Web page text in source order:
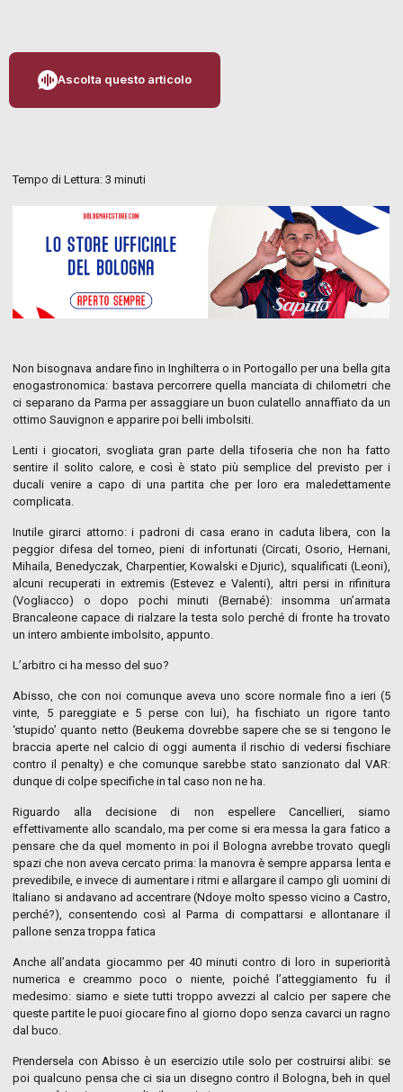
Ascolta questo articolo
Tempo di Lettura:3 minuti
Non bisognava andare fino in Inghilterra o in Portogallo per una bella gita
enogastronomica: bastava percorrere quella manciata di chilometri che
ci separano da Parma per assaggiare un buon culatello annaffiato da un
ottimo Sauvignon e apparire poi belli imbolsiti.
Lenti i giocatori, svogliata gran parte della tifoseria che non ha fatto
sentire il solito calore, e così è stato più semplice del previsto per i
ducali venire a capo di una partita che per loro era maledettamente
complicata.
Inutile girarci attorno: i padroni di casa erano in caduta libera, con la
peggior difesa del torneo, pieni di infortunati (Circati, Osorio, Hernani,
Mihaila, Benedyczak, Charpentier, Kowalski e Djuric), squalificati (Leoni),
alcuni recuperati in extremis (Estevez e Valenti), altri persi in rifinitura
(Vogliacco) o dopo pochi minuti (Bernabé): insomma un’armata
Brancaleone capace di rialzare la testa solo perché di fronte ha trovato
un intero ambiente imbolsito, appunto.
L’arbitro ci ha messo del suo?
Abisso, che con noi comunque aveva uno score normale fino a ieri (5
vinte, 5 pareggiate e 5 perse con lui), ha fischiato un rigore tanto
‘stupido’ quanto netto (Beukema dovrebbe sapere che se si tengono le
braccia aperte nel calcio di oggi aumenta il rischio di vedersi fischiare
contro il penalty) e che comunque sarebbe stato sanzionato dal VAR:
dunque di colpe specifiche in tal caso non ne ha.
Riguardo alla decisione di non espellere Cancellieri, siamo
effettivamente allo scandalo, ma per come si era messa la gara fatico a
pensare che da quel momento in poi il Bologna avrebbe trovato quegli
spazi che non aveva cercato prima: la manovra è sempre apparsa lenta e
prevedibile, e invece di aumentare i ritmi e allargare il campo gli uomini di
Italiano si andavano ad accentrare (Ndoye molto spesso vicino a Castro,
perché?), consentendo così al Parma di compattarsi e allontanare il
pallone senza troppa fatica
Anche all’andata giocammo per 40 minuti contro di loro in superiorità
numerica e creammo poco o niente, poiché l’atteggiamento fu il
medesimo: siamo e siete tutti troppo avvezzi al calcio per sapere che
queste partite le puoi giocare fino al giorno dopo senza cavarci un ragno
dal buco.
Prendersela con Abisso è un esercizio utile solo per costruirsi alibi: se
poi qualcuno pensa che ci sia un disegno contro il Bologna, beh in quel